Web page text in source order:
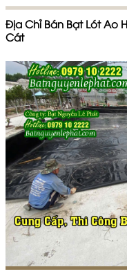
Địa Chỉ Bán Bạt Lót Ao
Cát